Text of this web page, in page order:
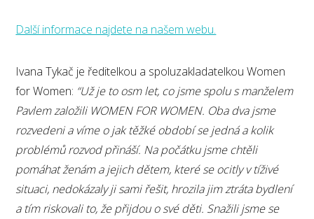
Další informace najdete na našem webu.
Ivana Tykač je ředitelkou a spoluzakladatelkou Women
for Women: “Už je to osm let, co jsme spolu s manželem
Pavlem založili WOMEN FOR WOMEN. Oba dva jsme
rozvedeni a víme o jak těžké období se jedná a kolik
problémů rozvod přináší. Na počátku jsme chtěli
pomáhat ženám a jejich dětem, které se ocitly v tíživé
situaci, nedokázaly ji sami řešit, hrozila jim ztráta bydlení
a tím riskovali to, že přijdou o své děti. Snažili jsme se